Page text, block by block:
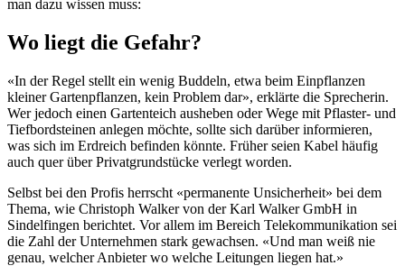
man dazu wissen muss:
Wo liegt die Gefahr?
«In der Regel stellt ein wenig Buddeln, etwa beim Einpflanzen
kleiner Gartenpflanzen, kein Problem dar», erklärte die Sprecherin.
Wer jedoch einen Gartenteich ausheben oder Wege mit Pflaster- und
Tiefbordsteinen anlegen möchte, sollte sich darüber informieren,
was sich im Erdreich befinden könnte. Früher seien Kabel häufig
auch quer über Privatgrundstücke verlegt worden.
Selbst bei den Profis herrscht «permanente Unsicherheit» bei dem
Thema, wie Christoph Walker von der Karl Walker GmbH in
Sindelfingen berichtet. Vor allem im Bereich Telekommunikation sei
die Zahl der Unternehmen stark gewachsen. «Und man weiß nie
genau, welcher Anbieter wo welche Leitungen liegen hat.»